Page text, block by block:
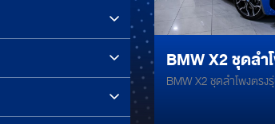
BMW X2 ชุดลำ
GROUNDZERO
BMW X2 ชุดลำโพงตรง